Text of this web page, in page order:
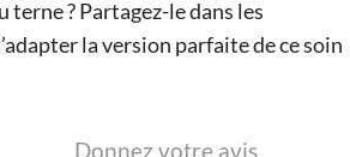
terne ? Partagez-le dans les
la version parfaite de ce soin
Donnez votre avis